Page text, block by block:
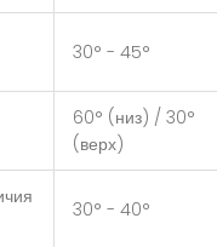
30° - 45°
60° (низ) / 30°
(верх)
30° - 40°